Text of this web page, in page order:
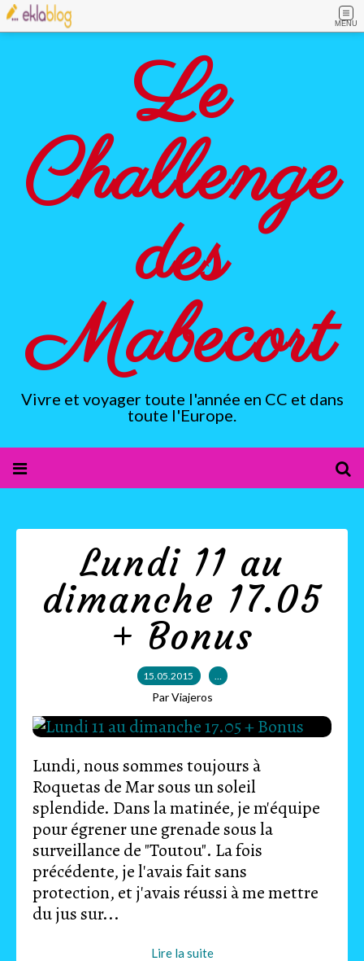
MENU
Le
Challenge
des
Mabecort
Vivre et voyager toute l'année en CC et dans
toute l'Europe.
Lundi 11 au
dimanche 17.05
+ Bonus
15.05.2015 …
Par Viajeros
Lundi, nous sommes toujours à
Roquetas de Mar sous un soleil
splendide. Dans la matinée, je m'équipe
pour égrener une grenade sous la
surveillance de "Toutou". La fois
précédente, je l'avais fait sans
protection, et j'avais réussi à me mettre
du jus sur...
Lire la suite